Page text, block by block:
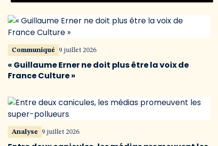
Communiqué 9 juillet 2026
« Guillaume Erner ne doit plus être la voix de
France Culture »
Analyse 9 juillet 2026